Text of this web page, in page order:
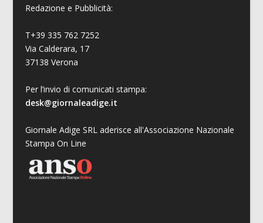
Redazione e Pubblicità:
T+39 335 762 7252
Via Calderara, 17
37138 Verona
Per l’invio di comunicati stampa:
desk@giornaleadige.it
Giornale Adige SRL aderisce all'Associazione Nazionale
Stampa On Line